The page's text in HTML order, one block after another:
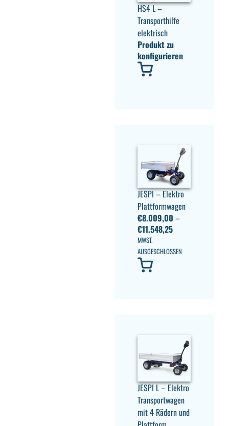
HS4 L –
Transporthilfe
elektrisch
Produkt zu
konfigurieren
JESPI – Elektro
Plattformwagen
€8.009,00 –
€11.548,25
MWST.
AUSGESCHLOSSEN
JESPI L – Elektro
Transportwagen
mit 4 Rädern und